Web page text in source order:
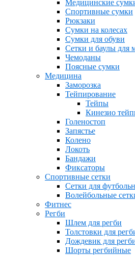
Медицинские
Спортивные сумки
Рюкзаки
Сумки на колесах
Сумки для обуви
Сетки и баулы для
Чемоданы
Поясные сумки
Медицина
Заморозка
Тейпирование
Тейпы
Кинезио
Голеностоп
Запястье
Колено
Локоть
Бандажи
Фиксаторы
Спортивные сетки
Сетки для
Волейбольные
Фитнес
Регби
Шлем для регби
Толстовки для
Дождевик для
Шорты регбийные